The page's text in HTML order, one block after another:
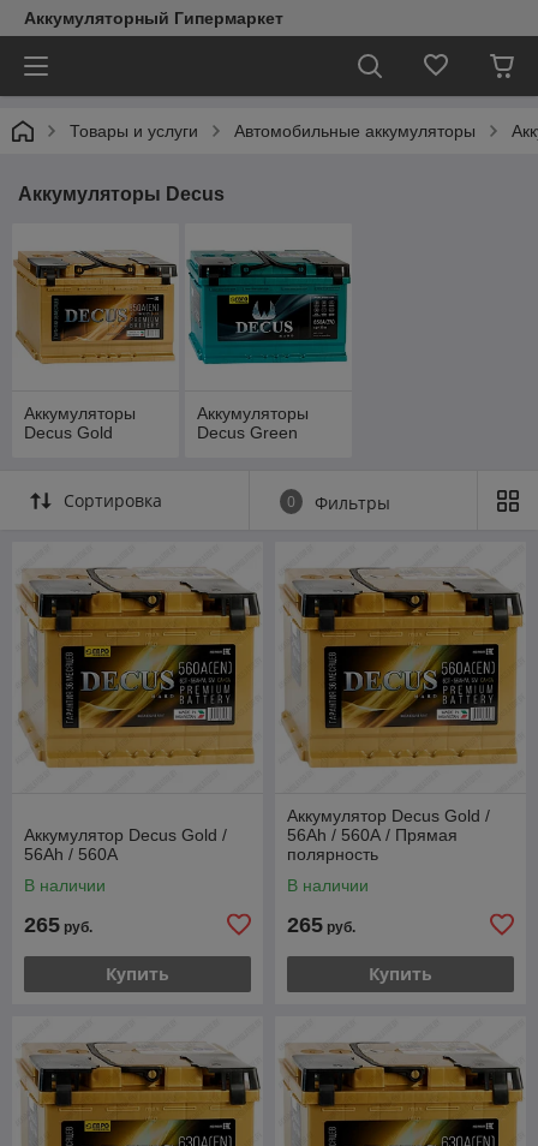
Аккумуляторный Гипермаркет
Товары и услуги Автомобильные аккумуляторы
Аккумуляторы Decus
Аккумуляторы
Decus Gold
Аккумуляторы
Decus Green
Сортировка 0 Фильтры
Аккумулятор Decus Gold /
56Ah / 560А
В наличии
265 руб.
Купить
Аккумулятор Decus Gold /
56Ah / 560А / Прямая
полярность
В наличии
265 руб.
Купить